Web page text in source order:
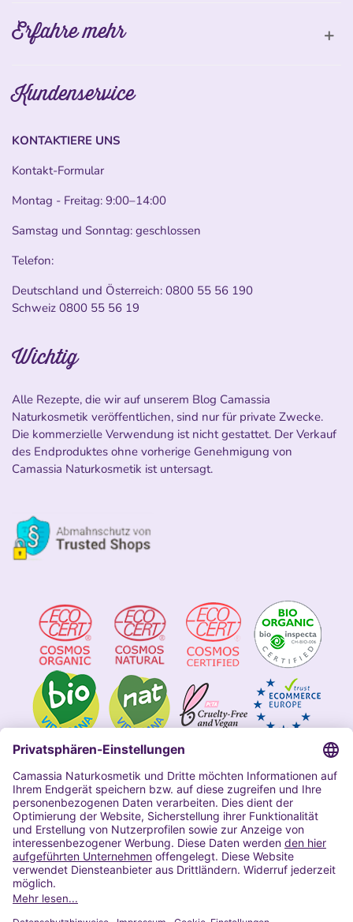
Erfahre mehr
Kundenservice
KONTAKTIERE UNS
Kontakt-Formular
Montag - Freitag: 9:00–14:00
Samstag und Sonntag: geschlossen
Telefon:
Deutschland und Österreich: 0800 55 56 190
Schweiz 0800 55 56 19
Wichtig
Alle Rezepte, die wir auf unserem Blog Camassia
Naturkosmetik veröffentlichen, sind nur für private Zwecke.
Die kommerzielle Verwendung ist nicht gestattet. Der Verkauf
des Endproduktes ohne vorherige Genehmigung von
Camassia Naturkosmetik ist untersagt.
Impressum
Allgemeine Geschäftsbedingungen
Datenschutzerklärung Camassia
Widerrufsbelehrung
Copyright 2020 | Alle Rechte vorbehalten